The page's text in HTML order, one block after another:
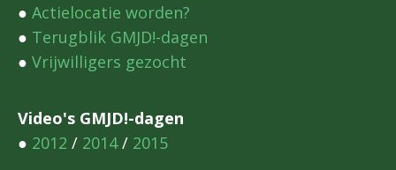
● Actielocatie worden?
● Terugblik GMJD!-dagen
● Vrijwilligers gezocht
Video's GMJD!-dagen
● 2012 / 2014/ 2015